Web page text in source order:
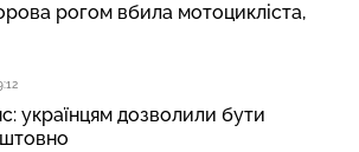
рогом вбила мотоцикліста,
українцям дозволили бути